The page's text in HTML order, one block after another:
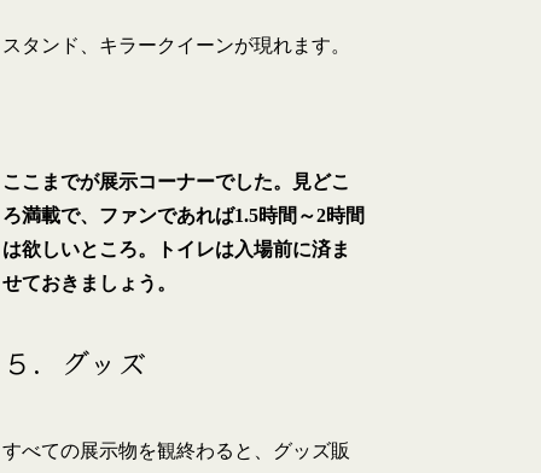
スタンド、キラークイーンが現れます。
ここまでが展示コーナーでした。見どこ
ろ満載で、ファンであれば1.5時間～2時間
は欲しいところ。トイレは入場前に済ま
せておきましょう。
５．グッズ
すべての展示物を観終わると、グッズ販